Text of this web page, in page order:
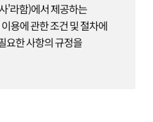
'라함)에서 제공하는
용에 관한 조건 및 절차에
요한 사항의 규정을
의는 다음과 같습니다.